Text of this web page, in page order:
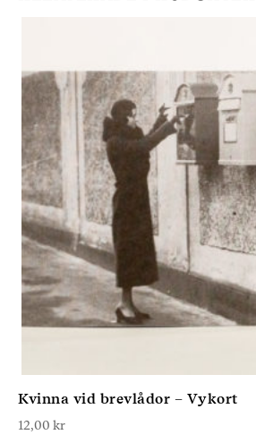
Kvinna vid brevlådor – Vykort
12,00 kr